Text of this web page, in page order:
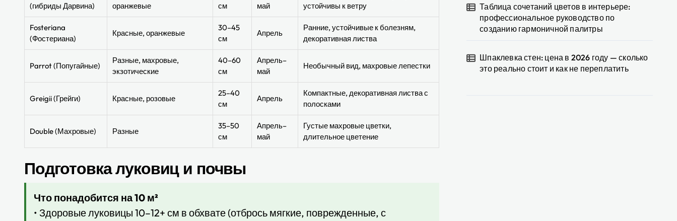
(гибриды Дарвина)
оранжевые
см
май
устойчивы к ветру
Fosteriana
(Фостериана)
Красные, оранжевые
30–45
см
Апрель
Ранние, устойчивые к болезням,
декоративная листва
Parrot (Попугайные)
Разные, махровые,
экзотические
40–60
см
Апрель–
май
Необычный вид, махровые лепестки
Greigii (Грейги) Красные, розовые
25–40
см
Апрель
Компактные, декоративная листва с
полосками
Double (Махровые) Разные
35–50
см
Апрель–
май
Густые махровые цветки,
длительное цветение
Подготовка луковиц и почвы
Что понадобится на 10 м²
• Здоровые луковицы 10–12+ см в обхвате (отбрось мягкие, поврежденные, с
Таблица сочетаний цветов в интерьере:
профессиональное руководство по
созданию гармоничной палитры
Шпаклевка стен: цена в 2026 году — сколько
это реально стоит и как не переплатить